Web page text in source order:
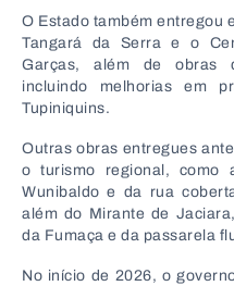
O Estado também entregou
Tangará da Serra e o
Garças, além de obras
incluindo melhorias em
Tupiniquins.
Outras obras entregues
o turismo regional, como
Wunibaldo e da rua
além do Mirante de
da Fumaça e da passarela
No início de 2026, o